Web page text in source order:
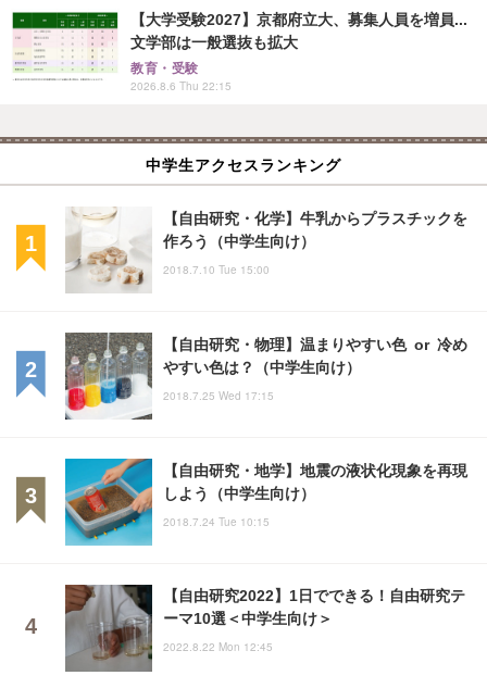
【大学受験2027】京都府立大、募集人員を増員...
文学部は一般選抜も拡大
教育・受験
2026.8.6 Thu 22:15
中学生アクセスランキング
【自由研究・化学】牛乳からプラスチックを
作ろう（中学生向け）
2018.7.10 Tue 15:00
【自由研究・物理】温まりやすい色 or 冷め
やすい色は？（中学生向け）
2018.7.25 Wed 17:15
【自由研究・地学】地震の液状化現象を再現
しよう（中学生向け）
2018.7.24 Tue 10:15
【自由研究2022】1日でできる！自由研究テ
ーマ10選＜中学生向け＞
2022.8.22 Mon 12:45